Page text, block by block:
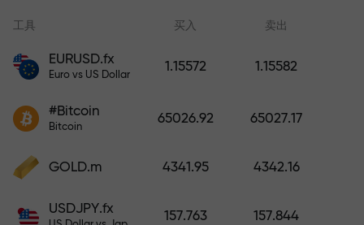
奖金。X1000不是印刷错误。存款
工具 买入 卖出
EURUSD.fx
Euro vs US Dollar
1.15572 1.15582
#Bitcoin
Bitcoin
65026.92 65027.17
GOLD.m 4341.95 4342.16
USDJPY.fx
157.763 157.844